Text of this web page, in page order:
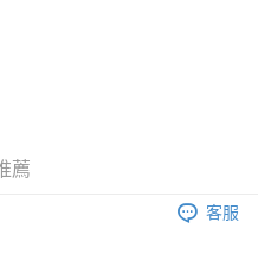
等 , 如須智能樻提貨請輸入順
薦
客服